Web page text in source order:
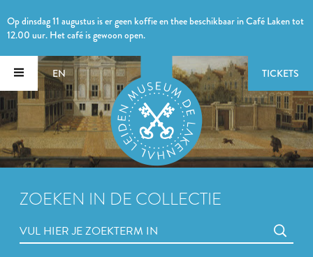
Op dinsdag 11 augustus is er geen koffie en thee beschikbaar in Café Laken tot
12.00 uur. Het café is gewoon open.
EN TICKETS
ZOEKEN IN DE COLLECTIE